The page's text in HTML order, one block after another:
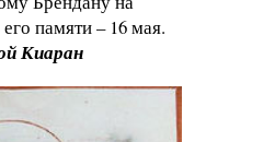
памяти – 16 мая.
Киаран